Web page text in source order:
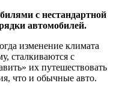
с нестандартной
автомобилей.
изменение климата
сталкиваются с
их путешествовать
что и обычные авто.